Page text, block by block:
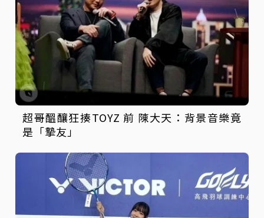
超哥醞釀狂揍TOYZ 前 陳大天：背景音樂竟
是「摯友」